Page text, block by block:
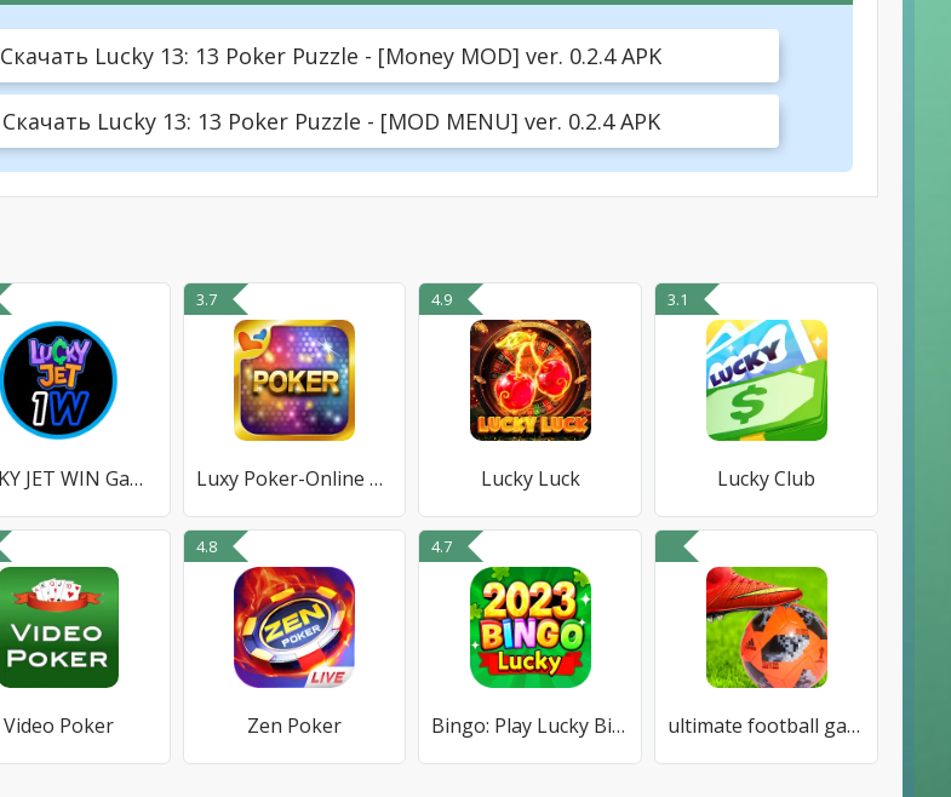
Скачать Lucky 13: 13 Poker Puzzle - [Money MOD] ver. 0.2.4 APK
Скачать Lucky 13: 13 Poker Puzzle - [MOD MENU] ver. 0.2.4 APK
LUCKY JET WIN Games Aviator
3.7
Luxy Poker-Online Texas Poker
4.9
Lucky Luck
3.1
Lucky Club
Video Poker
4.8
Zen Poker
4.7
Bingo: Play Lucky Bingo Games ultimate football game 2024